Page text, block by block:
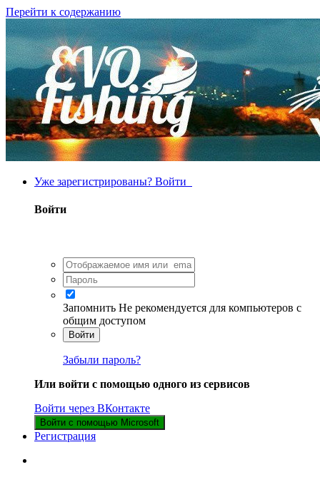
Перейти к содержанию
Уже зарегистрированы? Войти
Войти
Запомнить Не рекомендуется для компьютеров с
общим доступом
Войти
Забыли пароль?
Или войти с помощью одного из сервисов
Войти через ВКонтакте
Войти с помощью Microsoft
Регистрация